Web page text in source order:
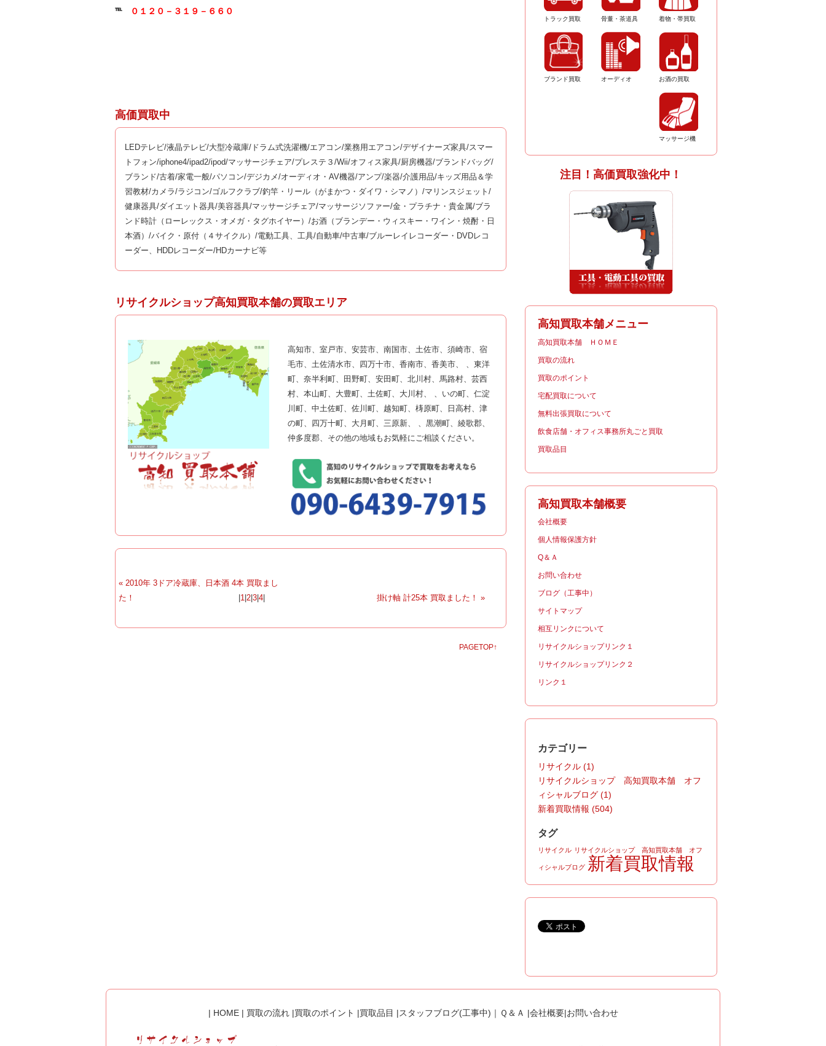
℡ ０１２０－３１９－６６０
高価買取中
LEDテレビ/液晶テレビ/大型冷蔵庫/ドラム式洗濯機/エアコン/業務用エアコン/デザイナーズ家具/スマー
トフォン/iphone4/ipad2/ipod/マッサージチェア/プレステ３/Wii/オフィス家具/厨房機器/ブランドバッグ/
ブランド/古着/家電一般/パソコン/デジカメ/オーディオ・AV機器/アンプ/楽器/介護用品/キッズ用品＆学
習教材/カメラ/ラジコン/ゴルフクラブ/釣竿・リール（がまかつ・ダイワ・シマノ）/マリンスジェット/
健康器具/ダイエット器具/美容器具/マッサージチェア/マッサージソファー/金・プラチナ・貴金属/ブラ
ンド時計（ローレックス・オメガ・タグホイヤー）/お酒（ブランデー・ウィスキー・ワイン・焼酎・日
本酒）/バイク・原付（４サイクル）/電動工具、工具/自動車/中古車/ブルーレイレコーダー・DVDレコ
ーダー、HDDレコーダー/HDカーナビ等
リサイクルショップ高知買取本舗の買取エリア
高知市、室戸市、安芸市、南国市、土佐市、須崎市、宿
毛市、土佐清水市、四万十市、香南市、香美市、 、東洋
町、奈半利町、田野町、安田町、北川村、馬路村、芸西
村、本山町、大豊町、土佐町、大川村、 、いの町、仁淀
川町、中土佐町、佐川町、越知町、梼原町、日高村、津
の町、四万十町、大月町、三原新、 、黒潮町、綾歌郡、
仲多度郡、その他の地域もお気軽にご相談ください。
« 2010年 3ドア冷蔵庫、日本酒 4本 買取まし
た！
1 2 3 4 掛け軸 計25本 買取ました！ »
PAGETOP↑
トラック買取 骨董・茶道具 着物・帯買取
ブランド買取 オーディオ お酒の買取
マッサージ機
注目！高価買取強化中！
高知買取本舗メニュー
高知買取本舗 ＨＯＭＥ
買取の流れ
買取のポイント
宅配買取について
無料出張買取について
飲食店舗・オフィス事務所丸ごと買取
買取品目
高知買取本舗概要
会社概要
個人情報保護方針
Q＆Ａ
お問い合わせ
ブログ（工事中）
サイトマップ
相互リンクについて
リサイクルショップリンク１
リサイクルショップリンク２
リンク１
カテゴリー
リサイクル (1)
リサイクルショップ 高知買取本舗 オフ
ィシャルブログ (1)
新着買取情報 (504)
タグ
リサイクル リサイクルショップ 高知買取本舗 オフ
ィシャルブログ 新着買取情報
| HOME| 買取の流れ|買取のポイント |買取品目 |スタッフブログ(工事中) ｜ Ｑ＆Ａ |会社概要|お問い合わせ